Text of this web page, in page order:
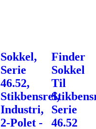
Sokkel,
Serie
46.52,
Stikbensrel,
Industri,
2-Polet -
Finder
Sokkel
Til
Serie
46.52